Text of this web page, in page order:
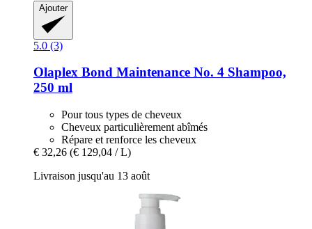
Ajouter
5.0 (3)
Olaplex Bond Maintenance No. 4 Shampoo,
250 ml
Pour tous types de cheveux
Cheveux particulièrement abîmés
Répare et renforce les cheveux
€ 32,26 (€ 129,04 / L)
Livraison jusqu'au 13 août